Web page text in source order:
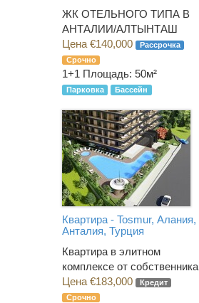
ЖК ОТЕЛЬНОГО ТИПА В
АНТАЛИИ/АЛТЫНТАШ
Цена €140,000
Рассрочка
Срочно
1+1 Площадь: 50м²
Парковка Бассейн
Квартира - Tosmur, Алания,
Анталия, Турция
Квартира в элитном
комплексе от собственника
Цена €183,000
Кредит
Срочно